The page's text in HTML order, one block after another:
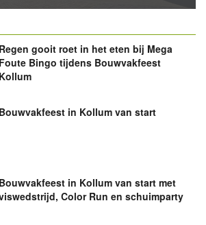
Regen gooit roet in het eten bij Mega
Foute Bingo tijdens Bouwvakfeest
Kollum
Bouwvakfeest in Kollum van start
Bouwvakfeest in Kollum van start met
Color Run en schuimparty